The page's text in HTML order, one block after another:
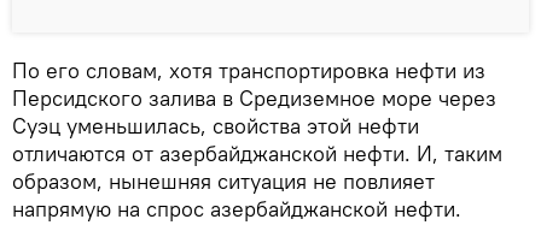
По его словам, хотя транспортировка нефти из
Персидского залива в Средиземное море через
Суэц уменьшилась, свойства этой нефти
отличаются от азербайджанской нефти. И, таким
образом, нынешняя ситуация не повлияет
напрямую на спрос азербайджанской нефти.